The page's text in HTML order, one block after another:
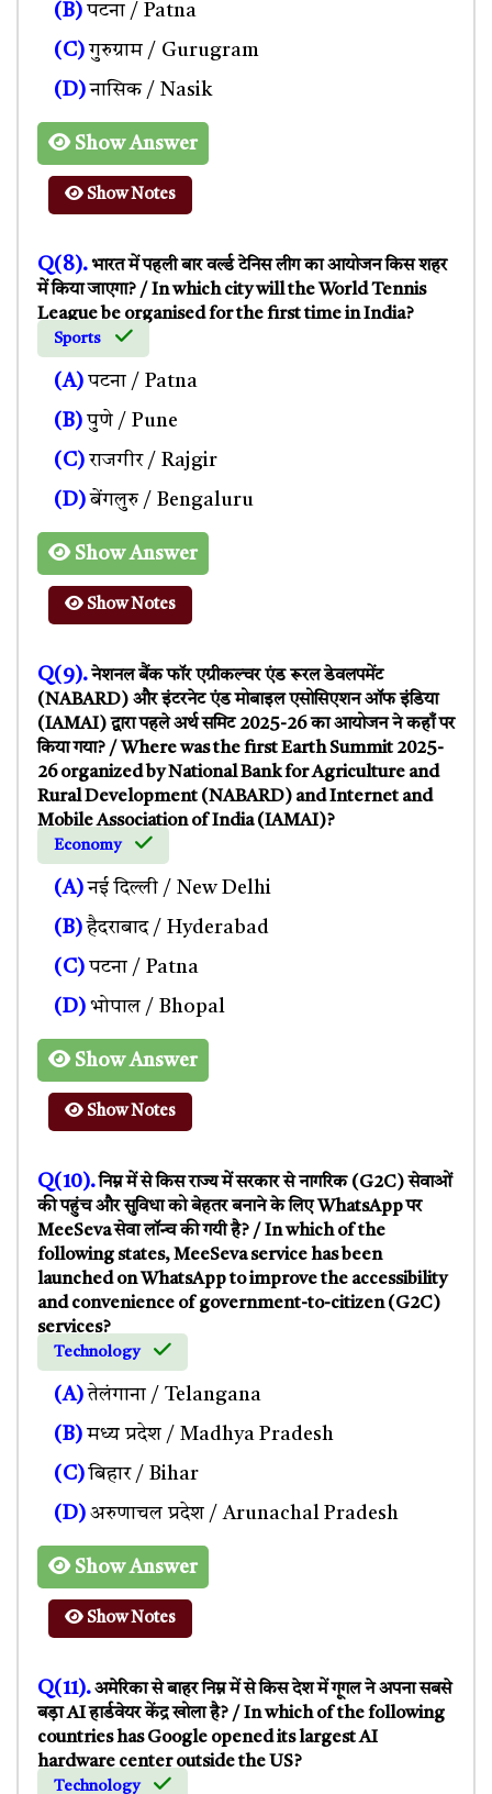
(B) पटना / Patna
(C)गुरुग्राम / Gurugram
(D)नासिक / Nasik
Show Answer
Show Notes
Q(8).भारत में पहली बार वर्ल्ड टेनिस लीग का आयोजन किस शहर
में किया जाएगा? / In which city will the World Tennis
League be organised for the first time in India?
Sports
(A) पटना / Patna
(B) पुणे / Pune
(C) राजगीर / Rajgir
(D)बेंगलुरु / Bengaluru
Show Answer
Show Notes
Q(9).नेशनल बैंक फॉर एग्रीकल्चर एंड रूरल डेवलपमेंट
(NABARD) और इंटरनेट एंड मोबाइल एसोसिएशन ऑफ इंडिया
(IAMAI) द्वारा पहले अर्थ समिट 2025-26 का आयोजन ने कहाँ पर
किया गया? / Where was the first Earth Summit 2025-
26 organized by National Bank for Agriculture and
Rural Development (NABARD) and Internet and
Mobile Association of India (IAMAI)?
Economy
(A)नई दिल्ली / New Delhi
(B)हैदराबाद / Hyderabad
(C) पटना / Patna
(D) भोपाल / Bhopal
Show Answer
Show Notes
Q(10).निम्न में से किस राज्य में सरकार से नागरिक (G2C) सेवाओं
की पहुंच और सुविधा को बेहतर बनाने के लिए WhatsApp पर
MeeSeva सेवा लॉन्च की गयी है? / In which of the
following states, MeeSeva service has been
launched on WhatsApp to improve the accessibility
and convenience of government-to-citizen (G2C)
services?
Technology
(A)तेलंगाना / Telangana
(B) मध्य प्रदेश / Madhya Pradesh
(C)बिहार / Bihar
(D) अरुणाचल प्रदेश / Arunachal Pradesh
Show Answer
Show Notes
Q(11).अमेरिका से बाहर निम्न में से किस देश में गूगल ने अपना सबसे
बड़ा AI हार्डवेयर केंद्र खोला है? / In which of the following
countries has Google opened its largest AI
hardware center outside the US?
Technology